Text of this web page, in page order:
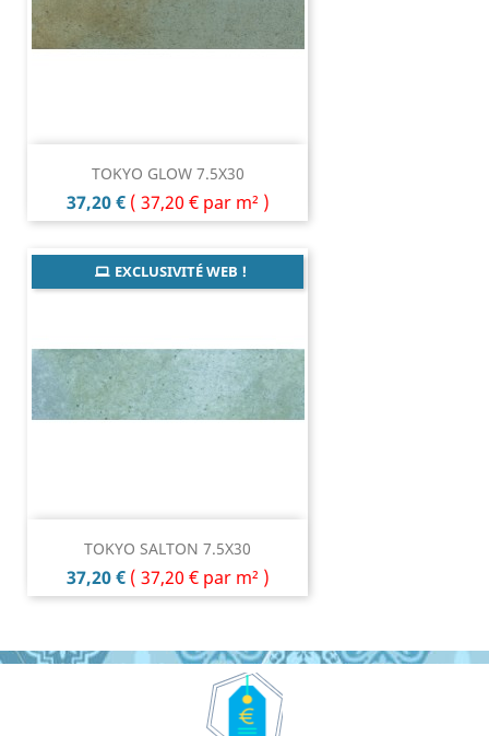
TOKYO GLOW 7.5X30
Prix
37,20 € ( 37,20 € par m² )
TOKYO SALTON 7.5X30
Prix
37,20 € ( 37,20 € par m² )
EXCLUSIVITÉ WEB !